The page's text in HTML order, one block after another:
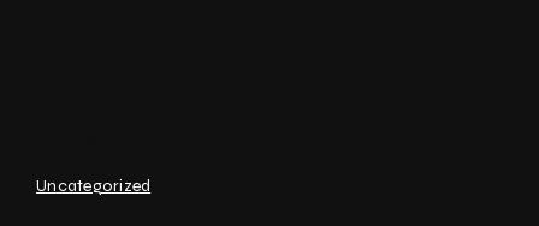
Uncategorized